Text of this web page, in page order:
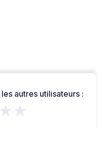
autres utilisateurs :